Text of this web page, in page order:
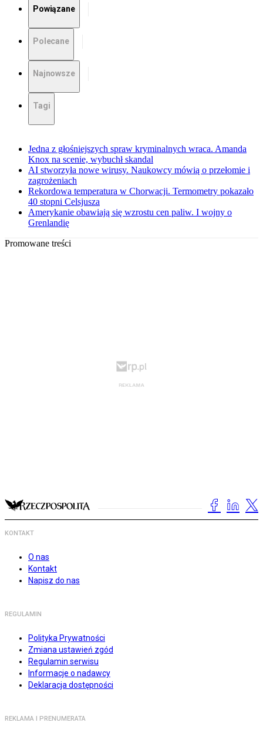
Powiązane
Polecane
Najnowsze
Tagi
Jedna z głośniejszych spraw kryminalnych wraca. Amanda
Knox na scenie, wybuchł skandal
AI stworzyła nowe wirusy. Naukowcy mówią o przełomie i
zagrożeniach
Rekordowa temperatura w Chorwacji. Termometry pokazało
40 stopni Celsjusza
Amerykanie obawiają się wzrostu cen paliw. I wojny o
Grenlandię
Promowane treści
KONTAKT
O nas
Kontakt
Napisz do nas
REGULAMIN
Polityka Prywatności
Zmiana ustawień zgód
Regulamin serwisu
Informacje o nadawcy
Deklaracja dostępności
REKLAMA I PRENUMERATA